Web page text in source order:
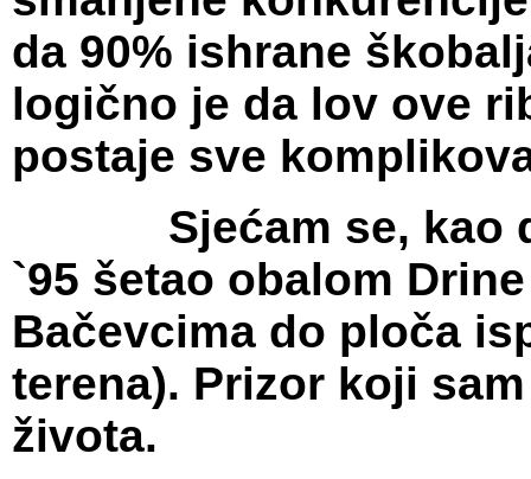
da 90% ishrane
logično je da lov ove
postaje sve
Sjećam se, kao da
`95 šetao obalom
Bačevcima do ploča
terena). Prizor koji
života.